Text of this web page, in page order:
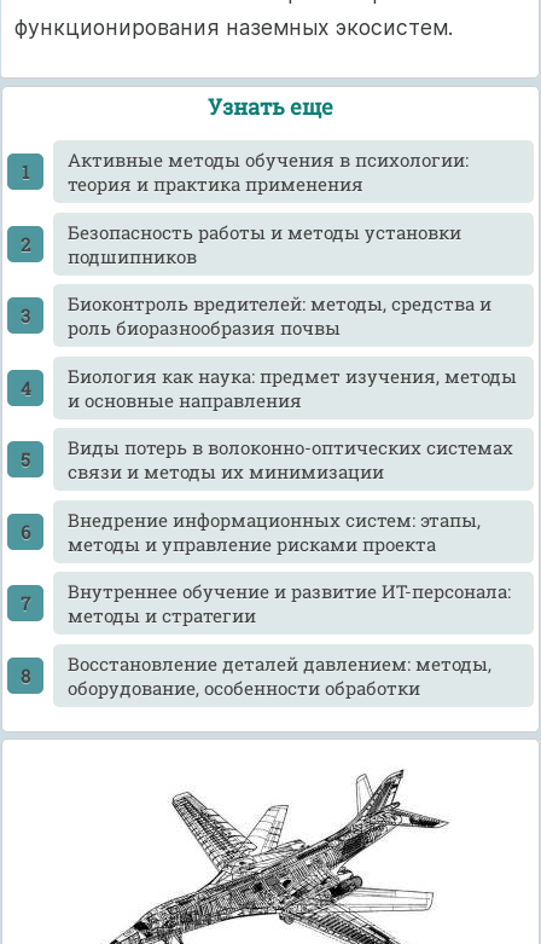
функционирования наземных экосистем.
Узнать еще
Активные методы обучения в психологии:
теория и практика применения
Безопасность работы и методы установки
подшипников
Биоконтроль вредителей: методы, средства и
роль биоразнообразия почвы
Биология как наука: предмет изучения, методы
и основные направления
Виды потерь в волоконно-оптических системах
связи и методы их минимизации
Внедрение информационных систем: этапы,
методы и управление рисками проекта
Внутреннее обучение и развитие ИТ-персонала:
методы и стратегии
Восстановление деталей давлением: методы,
оборудование, особенности обработки